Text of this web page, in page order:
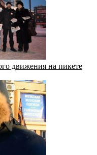
движения на пикете